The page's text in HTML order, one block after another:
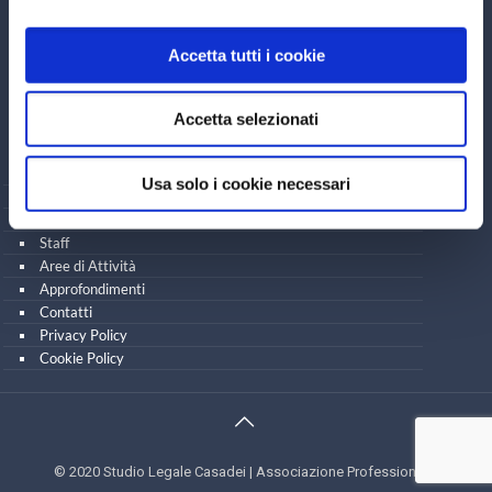
Accetta tutti i cookie
Accetta selezionati
Usa solo i cookie necessari
V.le Oberdan, 674 - 47521 Cesena (FC)
info@studiolegalecasadei.it
Staff
Aree di Attività
Approfondimenti
Contatti
Privacy Policy
Cookie Policy
© 2020 Studio Legale Casadei | Associazione Professionale.